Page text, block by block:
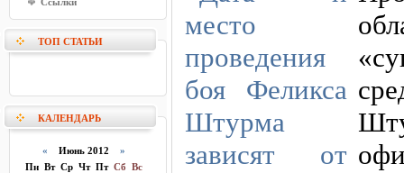
ТОП СТАТЬИ
КАЛЕНДАРЬ
« Июнь 2012 »
Пн Вт Ср Чт Пт Сб Вс